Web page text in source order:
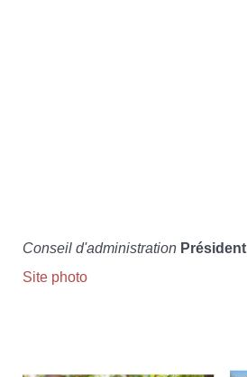
Conseil d'administration Président
Site photo